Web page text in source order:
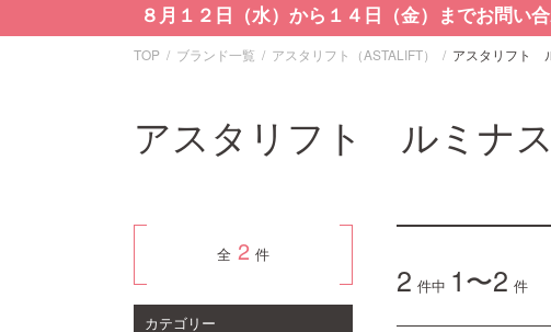
８月１２日（水）から１４日（金）までお問い
TOP ブランド一覧 アスタリフト（ASTALIFT） アスタリフト
アスタリフト ルミナ
2 件中 1〜2 件
全 2 件
カテゴリー